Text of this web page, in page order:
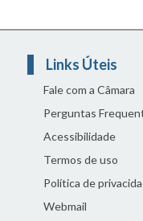
Links Úteis
Fale com a Câmara
Perguntas
Acessibilidade
Termos de uso
Política de
Webmail